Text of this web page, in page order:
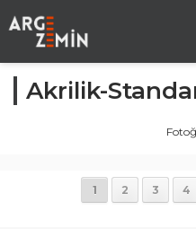
Akrilik-
1 2 3 4